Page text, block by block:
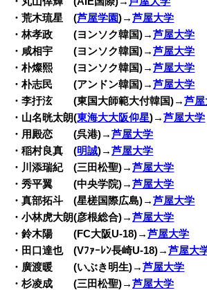
・荒木琉星 (芦屋学園)→芦屋大学
・林孝政 (ヨンソク韓国)→芦屋大学
・咸相宇 (ヨンソク韓国)→芦屋大学
・朴燦熙 (ヨンソク韓国)→芦屋大学
・朴志民 (アンドン韓国)→芦屋大学
・李扜泫 (東国大師範大付韓国)→芦
・山名晄太朗(東海大大阪仰星)→芦屋大学
・用殿恋 (呉港)→芦屋大学
・稲村良真 (明誠)→芦屋大学
・川添瑞紀 (三田松聖)→芦屋大学
・秀平翼 (中央学院)→芦屋大学
・真部拓斗 (星槎国際広島)→芦屋大学
・小林虎大朗(彦根総合)→芦屋大学
・鈴木陽 (FC大阪U-18)→芦屋大学
・田口達也 (Vﾌｧｰﾚﾝ長崎U-18)→芦屋大
・廣渡暖 (いぶき明生)→芦屋大学
・杉凌成 (三田松聖)→芦屋大学